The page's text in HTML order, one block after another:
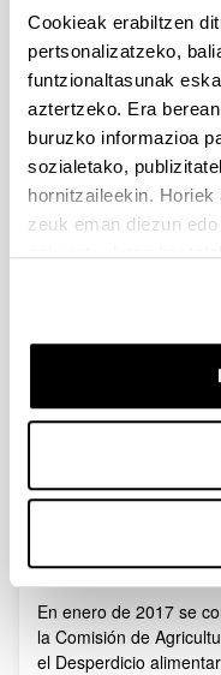
Cookieak erabiltzen
pertsonalizatzeko,
funtzionaltasunak
aztertzeko. Era
buruzko informazioa
sozialetako,
hornitzaileekin.
zeuk eman diezun
eskuratu duten
Idiomas de
ponentes extranjeros,
Contacto:eu-
InscripcionesAQUI
https://
Proyecto
BBURUXKARIAK -
Alimentaria en la
URBAN ELIKA
alimentario
En enero de 2017 se
la Comisión de
el Desperdicio